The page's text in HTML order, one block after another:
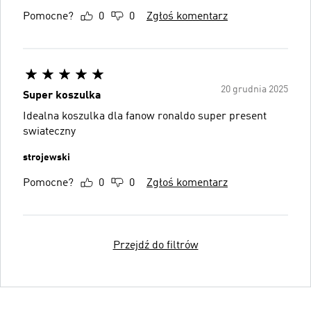
Pomocne? 0 0 Zgłoś komentarz
20 grudnia 2025
Super koszulka
Idealna koszulka dla fanow ronaldo super present
swiateczny
strojewski
Pomocne? 0 0 Zgłoś komentarz
Przejdź do filtrów